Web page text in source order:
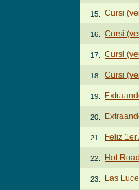
15. Cursi
16. Cursi
17. Cursi
18. Cursi
19.
20.
21. Feliz
22. Hot
23. Las